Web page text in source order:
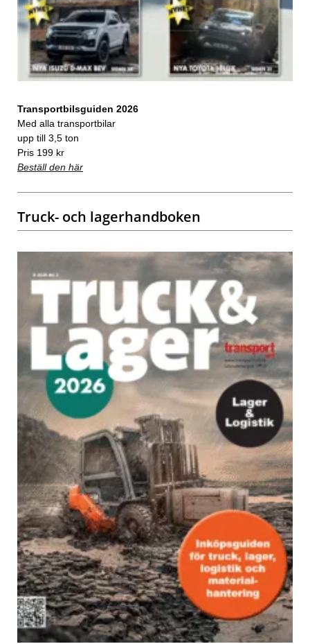
Transportbilsguiden 2026
Med alla transportbilar
upp till 3,5 ton
Pris 199 kr
Beställ den här
Truck- och lagerhandboken